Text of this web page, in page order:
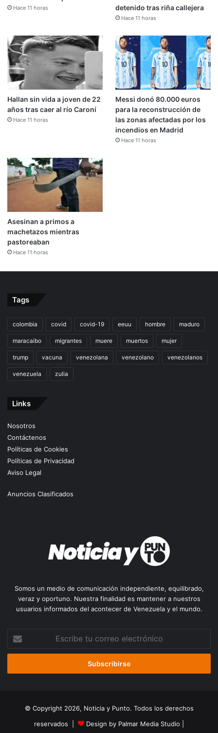
Hace 11 horas
detenido tras riña callejera
Hace 11 horas
Hallan sin vida a joven de 22
años tras caer al río Caroní
Hace 11 horas
Messi donó 80.000 euros
para la reconstrucción de
las zonas afectadas por los
incendios en Madrid
Hace 11 horas
Asesinan a primos a
machetazos mientras
pastoreaban
Hace 11 horas
Tags
colombia covid covid-19 eeuu hombre maduro
maracaibo migrantes muere muertos mujer
trump vacuna venezolana venezolano venezolanos
venezuela zulia
Links
Nosotros
Contáctenos
Políticas de Cookies
Políticas de Privacidad
Aviso Legal
Anuncios Clasificados
Somos un medio de comunicación independiente, equilibrado,
veraz y oportuno. Nuestra finalidad es mantener a nuestros
usuarios informados del acontecer de Venezuela y el mundo.
correo
© Copyright 2026, Noticia y Punto. Todos los derechos
reservados |
Design by Palmar Media Studio